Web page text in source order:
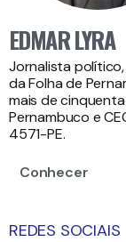
EDMAR LYRA
Jornalista
da Folha de
mais de
Pernambuco e
4571-PE.
Conhecer
REDES SOCIAIS